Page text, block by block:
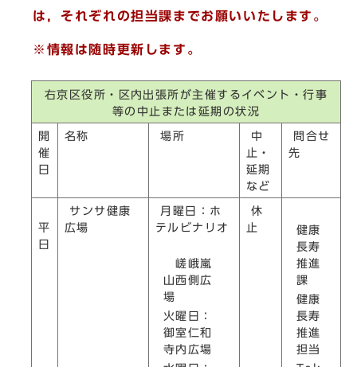
は，それぞれの担当課までお願いいたします。
※情報は随時更新します。
右京区役所・区内出張所が主催するイベント・行事
等の中止または延期の状況
開
催
日
名称 場所
中
止・
延期
など
問合せ
先
平
日
サンサ健康
広場
月曜日：ホ
テルビナリオ
嵯峨嵐
山西側広
場
火曜日：
御室仁和
寺内広場
休
止
健康
長寿
推進
課
健康
長寿
推進
担当